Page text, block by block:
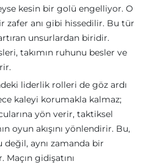
kesin bir golü engelliyor. O
zafer anı gibi hissedilir. Bu tür
unsurlardan biridir.
takımın ruhunu besler ve
liderlik rolleri de göz ardı
kaleyi korumakla kalmaz;
yön verir, taktiksel
oyun akışını yönlendirir. Bu,
aynı zamanda bir
gidişatını